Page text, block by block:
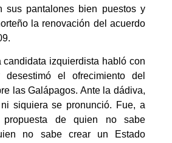
sus pantalones bien puestos y
la renovación del acuerdo
candidata izquierdista habló con
desestimó el ofrecimiento del
las Galápagos. Ante la dádiva,
siquiera se pronunció. Fue, a
de quien no sabe
no sabe crear un Estado